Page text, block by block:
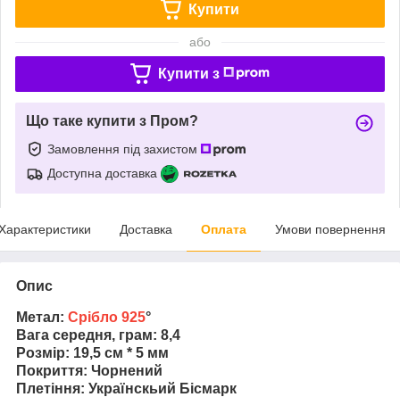
Купити
або
Купити з
Що таке купити з Пром?
Замовлення під захистом
Доступна доставка
Доставка Оплата Умови повернення
Опис
Метал: Срібло 925°
Вага середня, грам: 8,4
Розмір: 19,5 см * 5 мм
Покриття: Чорнений
Плетіння: Українскьий Бісмарк